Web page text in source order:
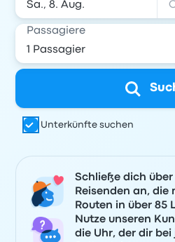
Passagiere
Unterkünfte suchen
Schließe dich über
Reisenden an, die
Routen in über 85
Nutze unseren
die Uhr, der dir